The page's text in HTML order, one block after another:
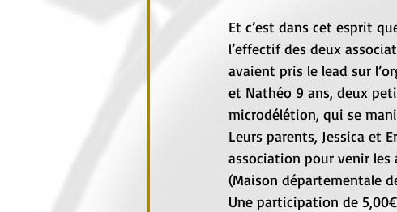
Et c’est dans cet esprit
l’effectif des deux
avaient pris le lead sur
et Nathéo 9 ans, deux
microdélétion, qui se
Leurs parents, Jessica et
association pour venir les
(Maison départementale
Une participation de